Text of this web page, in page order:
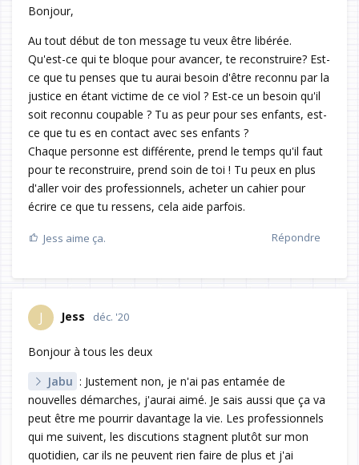
Bonjour,
Au tout début de ton message tu veux être libérée.
Qu'est-ce qui te bloque pour avancer, te reconstruire? Est-
ce que tu penses que tu aurai besoin d'être reconnu par la
justice en étant victime de ce viol ? Est-ce un besoin qu'il
soit reconnu coupable ? Tu as peur pour ses enfants, est-
ce que tu es en contact avec ses enfants ?
Chaque personne est différente, prend le temps qu'il faut
pour te reconstruire, prend soin de toi ! Tu peux en plus
d'aller voir des professionnels, acheter un cahier pour
écrire ce que tu ressens, cela aide parfois.
Répondre
Jess aime ça.
J Jess déc. '20
Bonjour à tous les deux
Jabu : Justement non, je n'ai pas entamée de
nouvelles démarches, j'aurai aimé. Je sais aussi que ça va
peut être me pourrir davantage la vie. Les professionnels
qui me suivent, les discutions stagnent plutôt sur mon
quotidien, car ils ne peuvent rien faire de plus et j'ai